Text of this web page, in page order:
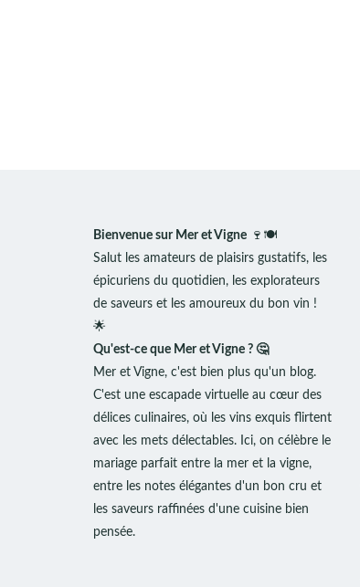
Bienvenue sur Mer et Vigne 🍷🍽️
Salut les amateurs de plaisirs gustatifs, les
épicuriens du quotidien, les explorateurs
de saveurs et les amoureux du bon vin !
🌟
Qu'est-ce que Mer et Vigne ? 🤔
Mer et Vigne, c'est bien plus qu'un blog.
C'est une escapade virtuelle au cœur des
délices culinaires, où les vins exquis flirtent
avec les mets délectables. Ici, on célèbre le
mariage parfait entre la mer et la vigne,
entre les notes élégantes d'un bon cru et
les saveurs raffinées d'une cuisine bien
pensée.